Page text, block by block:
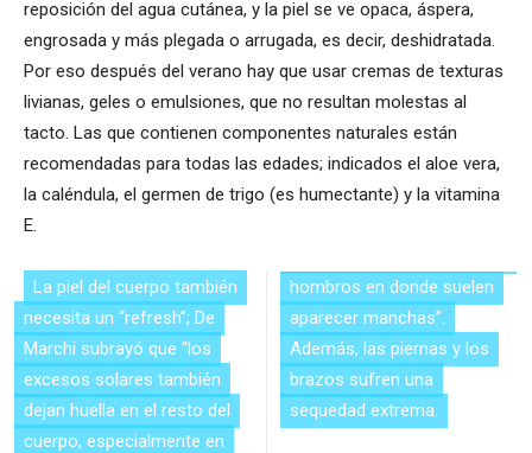
reposición del agua cutánea, y la piel se ve opaca, áspera,
engrosada y más plegada o arrugada, es decir, deshidratada.
Por eso después del verano hay que usar cremas de texturas
livianas, geles o emulsiones, que no resultan molestas al
tacto. Las que contienen componentes naturales están
recomendadas para todas las edades; indicados el aloe vera,
la caléndula, el germen de trigo (es humectante) y la vitamina
E.
La piel del cuerpo también
necesita un “refresh”; De
Marchi subrayó que “los
excesos solares también
dejan huella en el resto del
cuerpo, especialmente en
hombros en donde suelen
aparecer manchas”.
Además, las piernas y los
brazos sufren una
sequedad extrema.